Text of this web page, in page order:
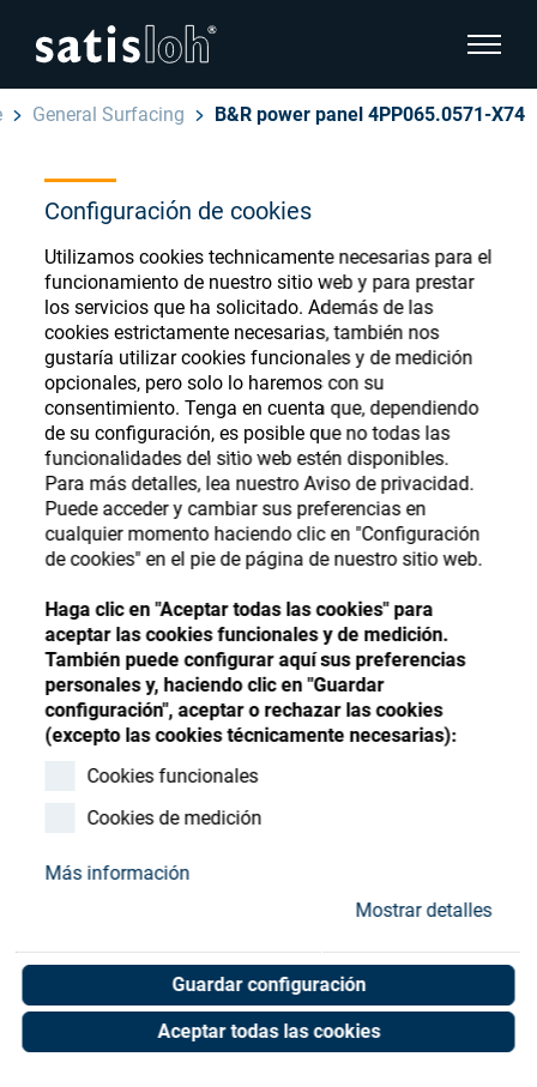
Configuración de cookies
Utilizamos cookies technicamente necesarias para el
funcionamiento de nuestro sitio web y para prestar
los servicios que ha solicitado. Además de las
cookies estrictamente necesarias, también nos
gustaría utilizar cookies funcionales y de medición
opcionales, pero solo lo haremos con su
consentimiento. Tenga en cuenta que, dependiendo
de su configuración, es posible que no todas las
funcionalidades del sitio web estén disponibles.
Para más detalles, lea nuestro Aviso de privacidad.
Puede acceder y cambiar sus preferencias en
cualquier momento haciendo clic en "Configuración
de cookies" en el pie de página de nuestro sitio web.
Haga clic en "Aceptar todas las cookies" para
aceptar las cookies funcionales y de medición.
También puede configurar aquí sus preferencias
personales y, haciendo clic en "Guardar
configuración", aceptar o rechazar las cookies
(excepto las cookies técnicamente necesarias):
Cookies funcionales
Cookies de medición
Más información
Mostrar detalles
Guardar configuración
Aceptar todas las cookies
show
Español
Oftálmica
Óptica de Precisión
Quiénes Somos
Carrera
Recursos
Contacto
Store
hide page navigation
English
Deutsch
汉语
Français
General Surfacing B&R power panel 4PP065.0571-X74
Ophthalmic Consumables
Store
Register or Sign-in to access your accounts
and explore our wide range of ophthalmic
consumables
Register Sign-In
B&R power panel
4PP065.0571-X74
Unit of measure : Piece
Shop now